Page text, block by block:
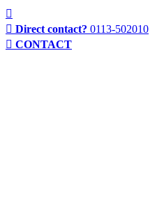
Direct contact? 0113-502010
CONTACT